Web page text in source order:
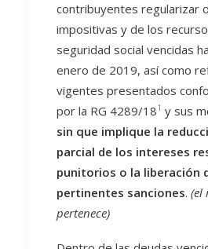
contribuyentes regularizar
impositivas y de los
seguridad social vencidas
enero de 2019, así como
vigentes presentados
por la RG 4289/181 y sus
sin que implique la
parcial de los intereses
punitorios o la liberación
pertinentes sanciones. (el
pertenece)